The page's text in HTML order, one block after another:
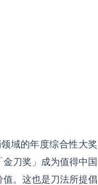
域的年度综合性大奖
刀奖」成为值得中国
。这也是刀法所提倡